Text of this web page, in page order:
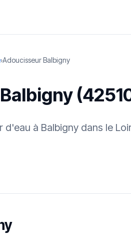
›Adoucisseur Balbigny
à Balbigny dans le